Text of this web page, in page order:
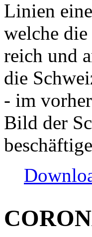
Linien
welche
reich und
die
- im
Bild der